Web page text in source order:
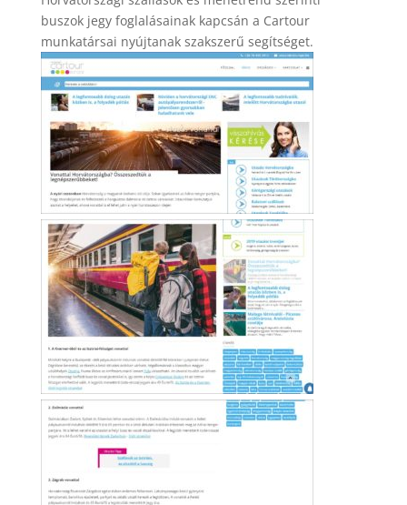
buszok jegy foglalásainak kapcsán a Cartour
munkatársai nyújtanak szakszerű segítséget.